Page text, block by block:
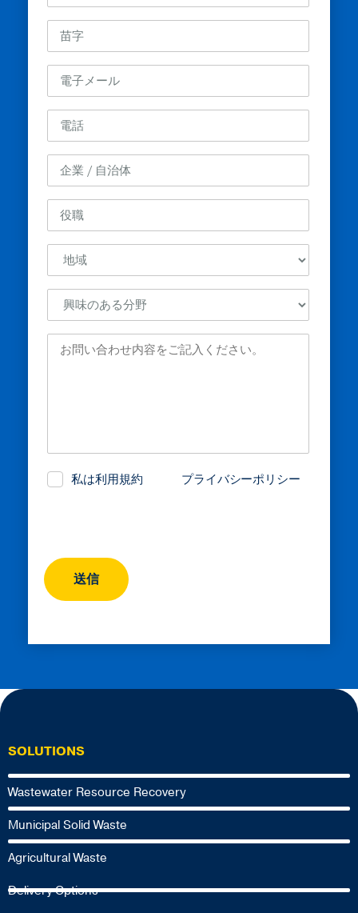
How
can
私は利用規約
プライバシーポリシー
SOLUTIONS
Wastewater Resource Recovery
Municipal Solid Waste
Agricultural Waste
Delivery Options